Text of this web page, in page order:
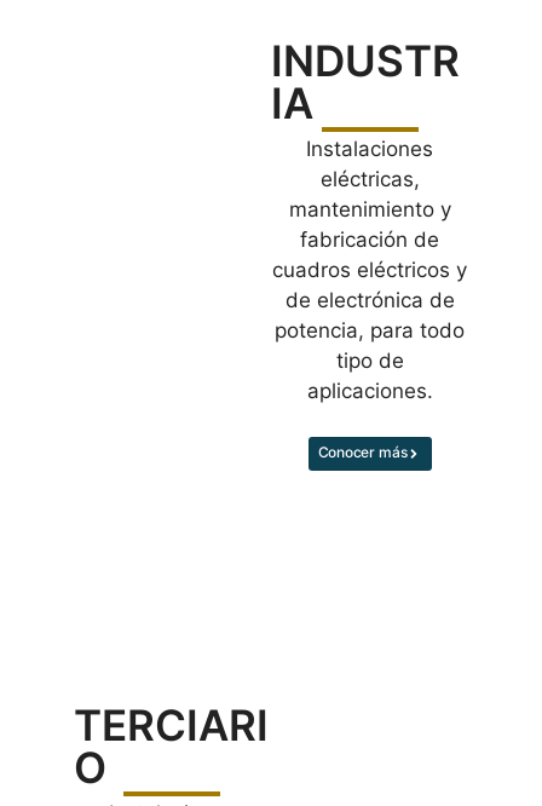
INDUSTR
IA
Instalaciones
eléctricas,
mantenimiento y
fabricación de
cuadros eléctricos y
de electrónica de
potencia, para todo
tipo de
aplicaciones.
Conocer más
TERCIARI
O